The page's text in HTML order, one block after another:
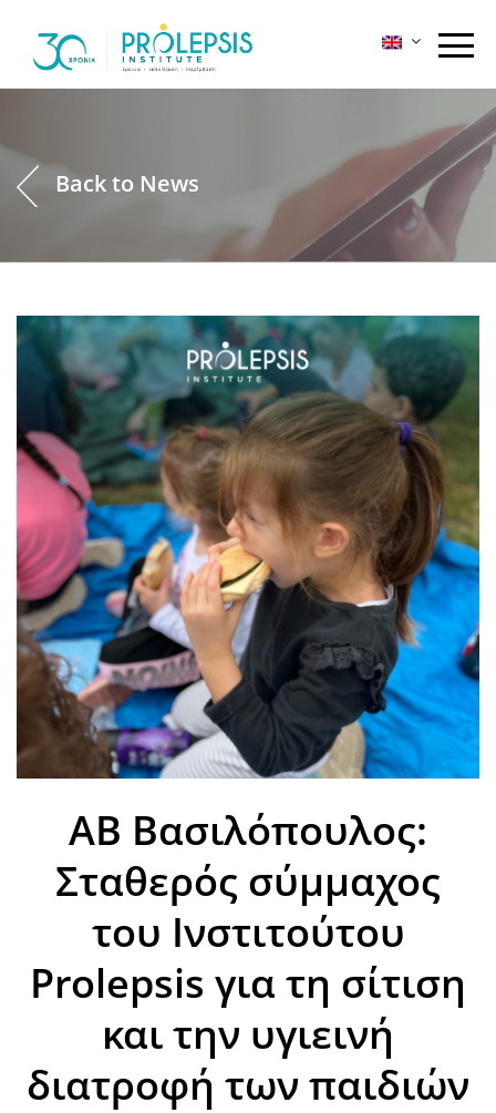
content
Back to News
ΑΒ Βασιλόπουλος:
Σταθερός σύμμαχος
του Ινστιτούτου
Prolepsis για τη σίτιση
και την υγιεινή
διατροφή των παιδιών